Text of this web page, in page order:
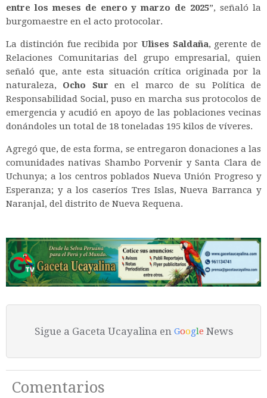
entre los meses de enero y marzo de 2025”, señaló la
burgomaestre en el acto protocolar.
La distinción fue recibida por Ulises Saldaña, gerente de
Relaciones Comunitarias del grupo empresarial, quien
señaló que, ante esta situación crítica originada por la
naturaleza, Ocho Sur en el marco de su Política de
Responsabilidad Social, puso en marcha sus protocolos de
emergencia y acudió en apoyo de las poblaciones vecinas
donándoles un total de 18 toneladas 195 kilos de víveres.
Agregó que, de esta forma, se entregaron donaciones a las
comunidades nativas Shambo Porvenir y Santa Clara de
Uchunya; a los centros poblados Nueva Unión Progreso y
Esperanza; y a los caseríos Tres Islas, Nueva Barranca y
Naranjal, del distrito de Nueva Requena.
Sigue a Gaceta Ucayalina en Google News
Comentarios